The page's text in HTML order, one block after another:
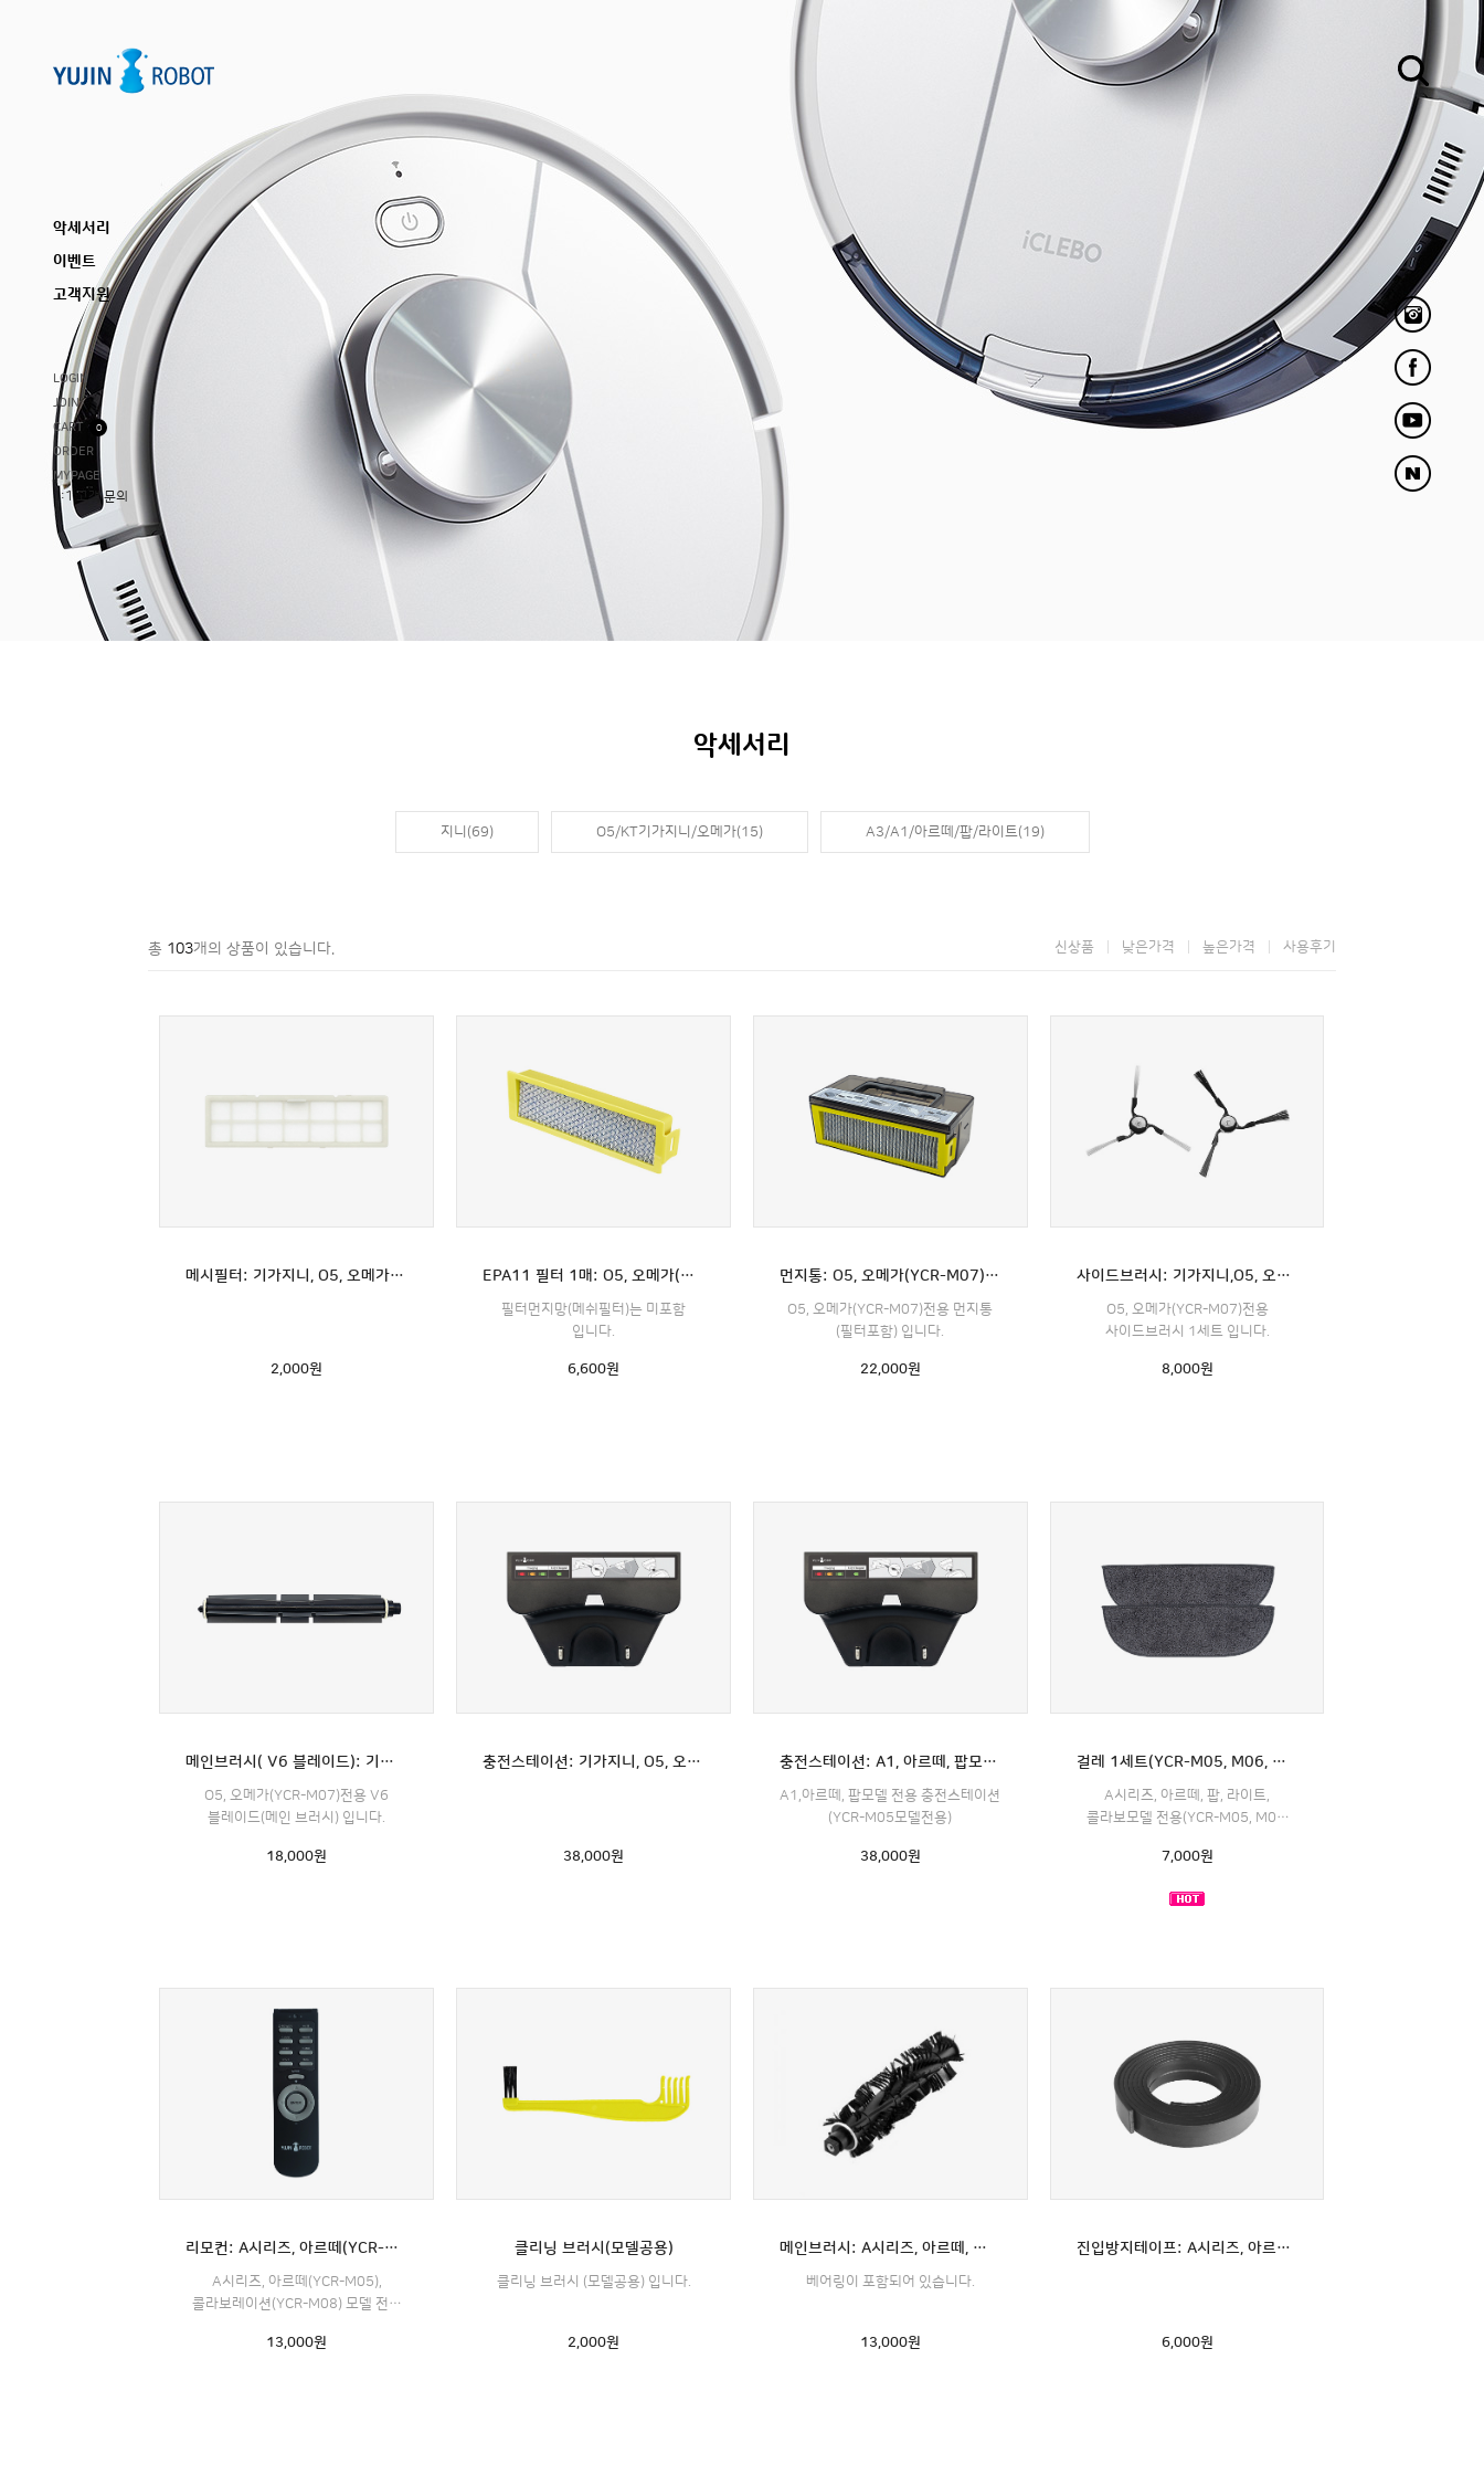
악세서리
이벤트
고객지원
LOGIN
JOIN
CART
0
ORDER
MYPAGE
1:1 고객 문의
악세서리
지니(69) O5/KT기가지니/오메가(15) A3/A1/아르떼/팝/라이트(19)
총 103개의 상품이 있습니다. 신상품 낮은가격 높은가격 사용후기
메시필터: 기가지니, O5, 오메가(YCR-M07)전용
2,000원
EPA11 필터 1매: O5, 오메가(YCR-M07)전용
필터먼지망(메쉬필터)는 미포함
입니다.
6,600원
먼지통: O5, 오메가(YCR-M07)전용 (필터포함)
O5, 오메가(YCR-M07)전용 먼지통
(필터포함) 입니다.
22,000원
사이드브러시: 기가지니,O5, 오메가(YCR-M07)전용
O5, 오메가(YCR-M07)전용
사이드브러시 1세트 입니다.
8,000원
메인브러시( V6 블레이드): 기가지니,O5, 오메가(YCR-M07)전용
O5, 오메가(YCR-M07)전용 V6
블레이드(메인 브러시) 입니다.
18,000원
충전스테이션: 기가지니, O5, 오메가(YCR-M07)전용
38,000원
충전스테이션: A1, 아르떼, 팝모델 전용 (YCR-M05모델전용)
A1,아르떼, 팝모델 전용 충전스테이션
(YCR-M05모델전용)
38,000원
걸레 1세트(YCR-M05, M06, M08모델전용): A시리즈, 아르떼, 팝, 라이트, 콜라보레이션모델 전용
A시리즈, 아르떼, 팝, 라이트,
콜라보모델 전용(YCR-M05, M06,
7,000원
리모컨: A시리즈, 아르떼(YCR-M05), 콜라보레이션(YCR-M08) 모델 전용
A시리즈, 아르떼(YCR-M05),
콜라보레이션(YCR-M08) 모델 전용
13,000원
클리닝 브러시(모델공용)
클리닝 브러시 (모델공용) 입니다.
2,000원
메인브러시: A시리즈, 아르떼, 팝, 라이트, 콜라보레이션모델 전용 (YCR-M05, M06, M08모델전용)
베어링이 포함되어 있습니다.
13,000원
진입방지테이프: A시리즈, 아르떼, 오메가, O5, 기가지니 전용 (YCR-M05-숫자, YCR-M07, YCR-M08모델 전용) 자석띠
6,000원